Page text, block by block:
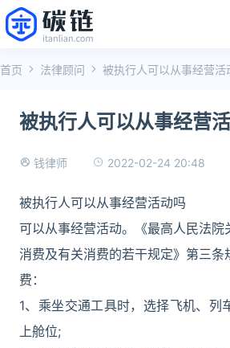
首页 法律顾问 被执行人可以从事经营活
被执行人可以从事经营
钱律师 2022-02-24 20:48
被执行人可以从事经营活动吗
可以从事经营活动。《最高人民法院
消费及有关消费的若干规定》第三条
费：
1、乘坐交通工具时，选择飞机、列
上舱位;